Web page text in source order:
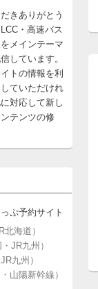
きありがとう
・高速バス
メインテーマ
しています。
トの情報を利
ていただけれ
対応して新し
テンツの修
ぷ予約サイト
北海道）
JR九州）
JR九州）
山陽新幹線）